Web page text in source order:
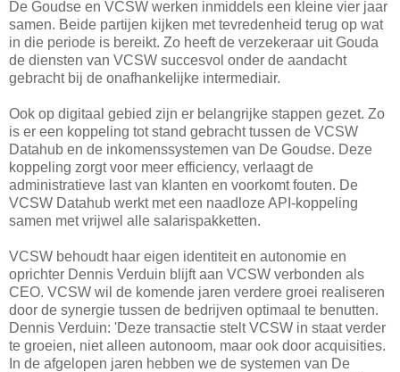
De Goudse en VCSW werken inmiddels een kleine vier jaar
samen. Beide partijen kijken met tevredenheid terug op wat
in die periode is bereikt. Zo heeft de verzekeraar uit Gouda
de diensten van VCSW succesvol onder de aandacht
gebracht bij de onafhankelijke intermediair.
Ook op digitaal gebied zijn er belangrijke stappen gezet. Zo
is er een koppeling tot stand gebracht tussen de VCSW
Datahub en de inkomenssystemen van De Goudse. Deze
koppeling zorgt voor meer efficiency, verlaagt de
administratieve last van klanten en voorkomt fouten. De
VCSW Datahub werkt met een naadloze API-koppeling
samen met vrijwel alle salarispakketten.
VCSW behoudt haar eigen identiteit en autonomie en
oprichter Dennis Verduin blijft aan VCSW verbonden als
CEO. VCSW wil de komende jaren verdere groei realiseren
door de synergie tussen de bedrijven optimaal te benutten.
Dennis Verduin: 'Deze transactie stelt VCSW in staat verder
te groeien, niet alleen autonoom, maar ook door acquisities.
In de afgelopen jaren hebben we de systemen van De